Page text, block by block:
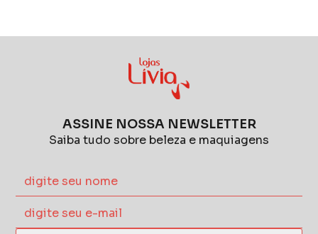
ASSINE NOSSA NEWSLETTER
Saiba tudo sobre beleza e maquiagens